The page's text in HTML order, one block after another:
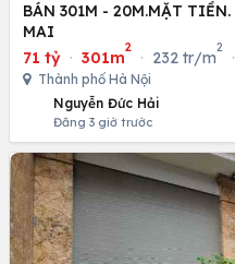
BÁN 301M - 20M.MẶT
MAI
71 tỷ · 301m
2
· 232 tr/m
2
·
Thành phố Hà Nội
Nguyễn Đức Hải
Đăng 3 giờ trước